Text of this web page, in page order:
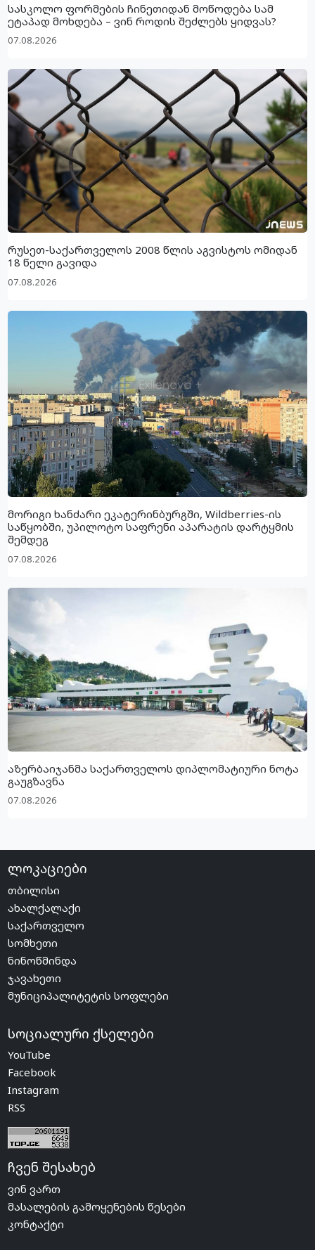
სასკოლო ფორმების ჩინეთიდან მოწოდება სამ
ეტაპად მოხდება – ვინ როდის შეძლებს ყიდვას?
07.08.2026
რუსეთ-საქართველოს 2008 წლის აგვისტოს ომიდან
18 წელი გავიდა
07.08.2026
მორიგი ხანძარი ეკატერინბურგში, Wildberries-ის
საწყობში, უპილოტო საფრენი აპარატის დარტყმის
შემდეგ
07.08.2026
აზერბაიჯანმა საქართველოს დიპლომატიური ნოტა
გაუგზავნა
07.08.2026
ლოკაციები
თბილისი
ახალქალაქი
საქართველო
სომხეთი
ნინოწმინდა
ჯავახეთი
მუნიციპალიტეტის სოფლები
სოციალური ქსელები
YouTube
Facebook
Instagram
RSS
ჩვენ შესახებ
ვინ ვართ
მასალების გამოყენების წესები
კონტაქტი